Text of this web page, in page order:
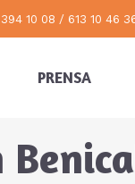
10 08 / 613 10 46
PRENSA